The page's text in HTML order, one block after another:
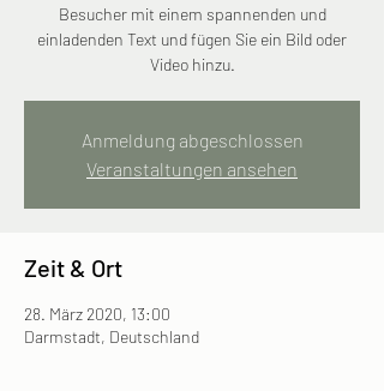
Besucher mit einem spannenden und
einladenden Text und fügen Sie ein Bild oder
Video hinzu.
Anmeldung abgeschlossen
Veranstaltungen ansehen
Zeit & Ort
28. März 2020, 13:00
Darmstadt, Deutschland